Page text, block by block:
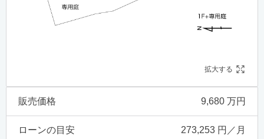
拡大する
販売価格 9,680 万円
ローンの目安 273,253 円／月